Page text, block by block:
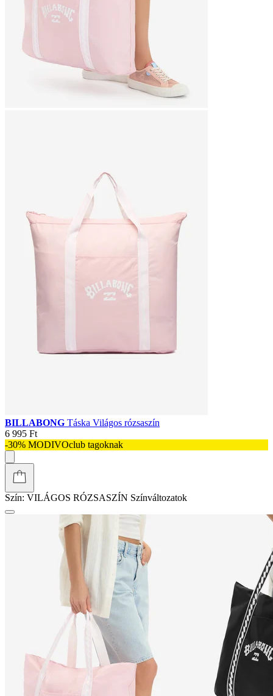
BILLABONG Táska Világos rózsaszín
6 995 Ft
-30% MODIVOclub tagoknak
Szín: VILÁGOS RÓZSASZÍN Színváltozatok